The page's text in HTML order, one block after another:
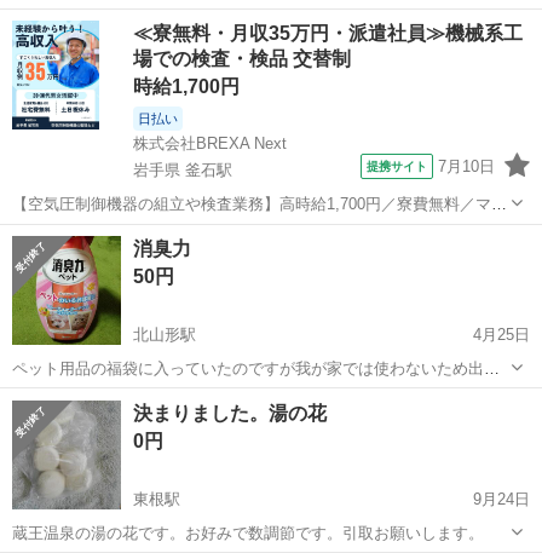
間前100均で購入。 お香だけになります。
山形 東置賜郡 高畠駅 芳香剤、消臭剤 お香
≪寮無料・月収35万円・派遣社員≫機械系工
場での検査・検品 交替制
時給1,700円
日払い
株式会社BREXA Next
岩手県 釜石駅
提携サイト 7月10日
【空気圧制御機器の組立や検査業務】高時給1,700円／寮費無料／マイ
カー通勤OK＆工場敷地内に無料駐車場あり 人気の工場のお仕事 ◇空
気圧制御機器（シリンダ、バルブ等）の製造・組立、検査、梱包、入
出荷業務◇ ＊大手メーカー...
岩手 釜石市 釜石駅
消臭力
50円
北山形駅
4月25日
ペット用品の福袋に入っていたのですが我が家では使わないため出品
します。 パッケージの底の部分にやぶれあります。
山形 山形市 北山形駅 芳香剤、消臭剤
決まりました。湯の花
0円
東根駅
9月24日
蔵王温泉の湯の花です。お好みで数調節です。引取お願いします。